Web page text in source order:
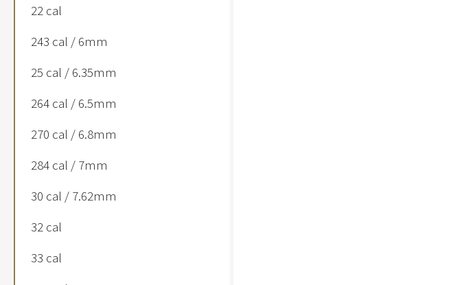
22 cal
243 cal / 6mm
25 cal / 6.35mm
264 cal / 6.5mm
270 cal / 6.8mm
284 cal / 7mm
30 cal / 7.62mm
32 cal
33 cal